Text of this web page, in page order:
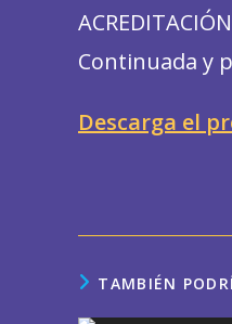
Continuada y
Descarga el
TAMBIÉN